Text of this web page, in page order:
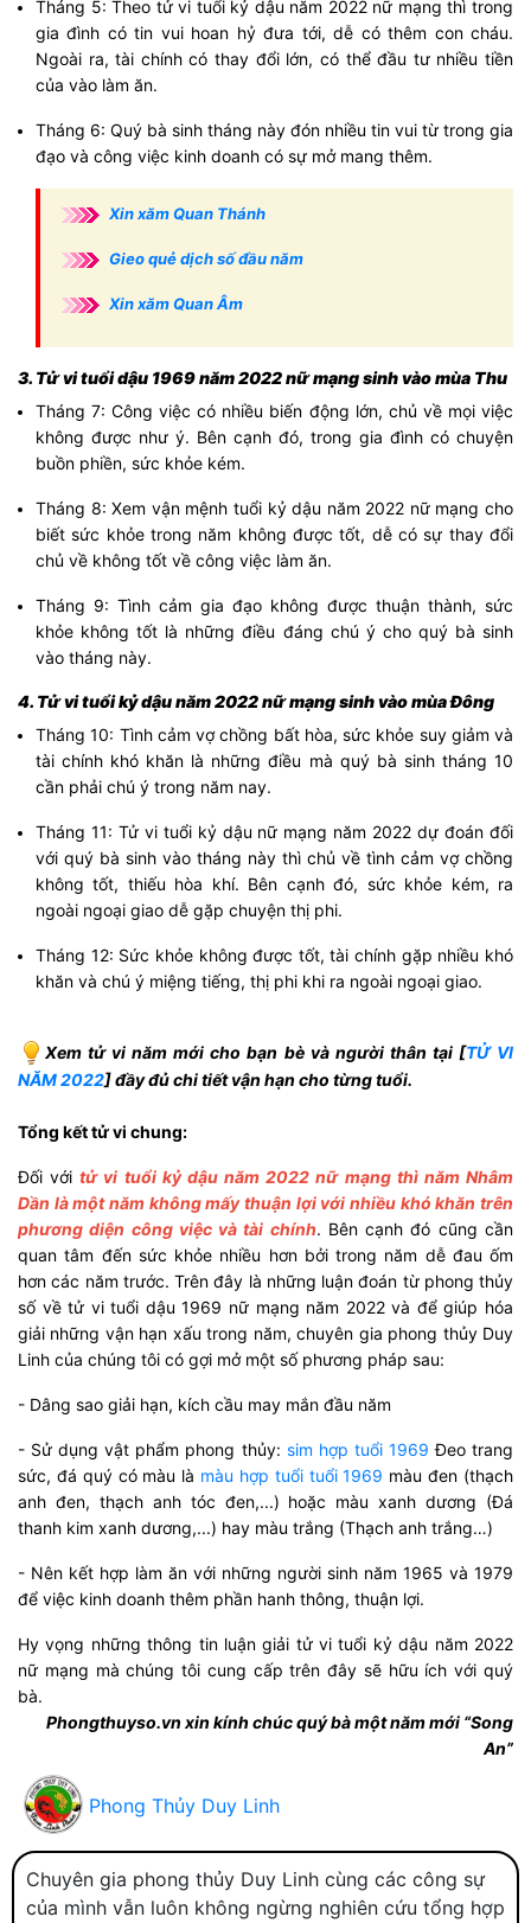
Tháng 5: Theo tử vi tuổi kỷ dậu năm 2022 nữ mạng thì trong
gia đình có tin vui hoan hỷ đưa tới, dễ có thêm con cháu.
Ngoài ra, tài chính có thay đổi lớn, có thể đầu tư nhiều tiền
của vào làm ăn.
Tháng 6: Quý bà sinh tháng này đón nhiều tin vui từ trong gia
đạo và công việc kinh doanh có sự mở mang thêm.
Xin xăm Quan Thánh
Gieo quẻ dịch số đầu năm
Xin xăm Quan Âm
3. Tử vi tuổi dậu 1969 năm 2022 nữ mạng sinh vào mùa Thu
Tháng 7: Công việc có nhiều biến động lớn, chủ về mọi việc
không được như ý. Bên cạnh đó, trong gia đình có chuyện
buồn phiền, sức khỏe kém.
Tháng 8: Xem vận mệnh tuổi kỷ dậu năm 2022 nữ mạng cho
biết sức khỏe trong năm không được tốt, dễ có sự thay đổi
chủ về không tốt về công việc làm ăn.
Tháng 9: Tình cảm gia đạo không được thuận thành, sức
khỏe không tốt là những điều đáng chú ý cho quý bà sinh
vào tháng này.
4. Tử vi tuổi kỷ dậu năm 2022 nữ mạngsinh vào mùa Đông
Tháng 10: Tình cảm vợ chồng bất hòa, sức khỏe suy giảm và
tài chính khó khăn là những điều mà quý bà sinh tháng 10
cần phải chú ý trong năm nay.
Tháng 11: Tử vi tuổi kỷ dậu nữ mạng năm 2022 dự đoán đối
với quý bà sinh vào tháng này thì chủ về tình cảm vợ chồng
không tốt, thiếu hòa khí. Bên cạnh đó, sức khỏe kém, ra
ngoài ngoại giao dễ gặp chuyện thị phi.
Tháng 12: Sức khỏe không được tốt, tài chính gặp nhiều khó
khăn và chú ý miệng tiếng, thị phi khi ra ngoài ngoại giao.
Xem tử vi năm mới cho bạn bè và người thân tại [TỬ VI
NĂM 2022] đầy đủ chi tiết vận hạn cho từng tuổi.
Tổng kết tử vi chung:
Đối vớitử vi tuổi kỷ dậu năm 2022 nữ mạng thì năm Nhâm
Dần là một năm không mấy thuận lợi với nhiều khó khăn trên
phương diện công việc và tài chính. Bên cạnh đó cũng cần
quan tâm đến sức khỏe nhiều hơn bởi trong năm dễ đau ốm
hơn các năm trước. Trên đây là những luận đoán từ phong thủy
số về tử vi tuổi dậu 1969 nữ mạng năm 2022 và để giúp hóa
giải những vận hạn xấu trong năm, chuyên gia phong thủy Duy
Linh của chúng tôi có gợi mở một số phương pháp sau:
- Dâng sao giải hạn, kích cầu may mắn đầu năm
- Sử dụng vật phẩm phong thủy: sim hợp tuổi 1969 Đeo trang
sức, đá quý có màu là màu hợp tuổi tuổi 1969 màu đen (thạch
anh đen, thạch anh tóc đen,...) hoặc màu xanh dương (Đá
thanh kim xanh dương,...) hay màu trắng (Thạch anh trắng…)
- Nên kết hợp làm ăn với những người sinh năm 1965 và 1979
để việc kinh doanh thêm phần hanh thông, thuận lợi.
Hy vọng những thông tin luận giải tử vi tuổi kỷ dậu năm 2022
nữ mạng mà chúng tôi cung cấp trên đây sẽ hữu ích với quý
bà.
Phongthuyso.vn xin kính chúc quý bà một năm mới “Song
An”
Phong Thủy Duy Linh
Chuyên gia phong thủy Duy Linh cùng các công sự
của mình vẫn luôn không ngừng nghiên cứu tổng hợp